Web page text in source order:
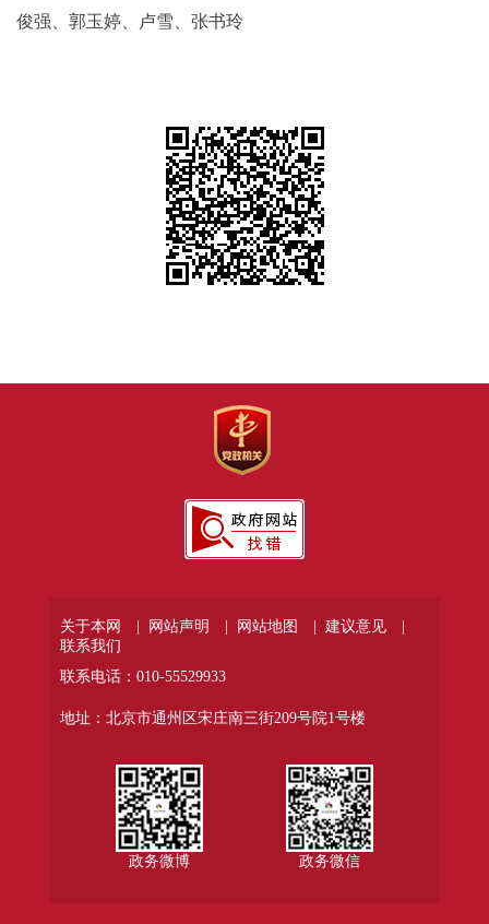
俊强、郭玉婷、卢雪、张书玲
关于本网 | 网站声明 | 网站地图 |
建议意见 |
联系我们
联系电话：010-55529933
地址：北京市通州区宋庄南三街209号院1号楼
政务微博 政务微信